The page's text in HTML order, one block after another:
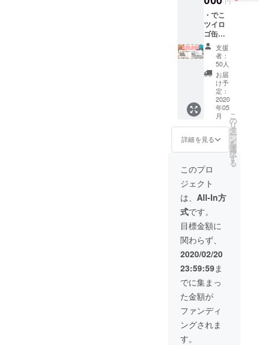
クスタ
サイン
入り ・
CF限定
書き下
ろし女
性向け
取り合
い台本
or CF限
定書き
下ろし
女性向
け取り
合い音
き下ろ
し
BL(R18
)台本 or
CF限定
書き下
ろし
BL(R18
)音声
像 ・缶
バッチ
全種 ・
アク
キー(サ
イン入
り) ・既
存BL台
本 4つ
・既存
BL音声
4つ ・
とらま
る未公
開ライ
・ちぐ
さ個人
アク
キー&ア
クスタ
サイン
入り ・
CF限定
書き下
ろし女
性向け
取り合
い台本
・CF限
定書き
下ろし
女性向
け取り
・でこ
ツイロ
ゴ缶
バッチ
(CF限定
デザイ
ン) ・2
人サイ
ン(色紙)
・CF限
定キャ
ス配信
・あり
がとう
動
画.mp4
・CF限
定待ち
受け画
像 ・缶
バッチ
全種 ・
アク
キー(サ
イン入
り) ・既
存BL台
本 2つ
・既存
BL音声
2つ ・
とらま
る未公
開ライ
支援
者：
50人
お届
け予
定：
2020
年05
月
詳細を見る
こ
の
リ
タ
ー
ン
を
選
択
す
る
このプロ
ジェクト
は、 All-In方
式です。
目標金額に
関わらず、
2020/02/20
23:59:59ま
でに集まっ
た金額が
ファンディ
ングされま
す。